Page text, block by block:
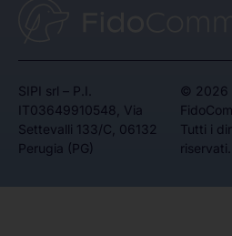
SIPI srl – P.I.
IT03649910548, Via
Settevalli 133/C, 06132
Perugia (PG)
© 2026
Tutti i
riservati.